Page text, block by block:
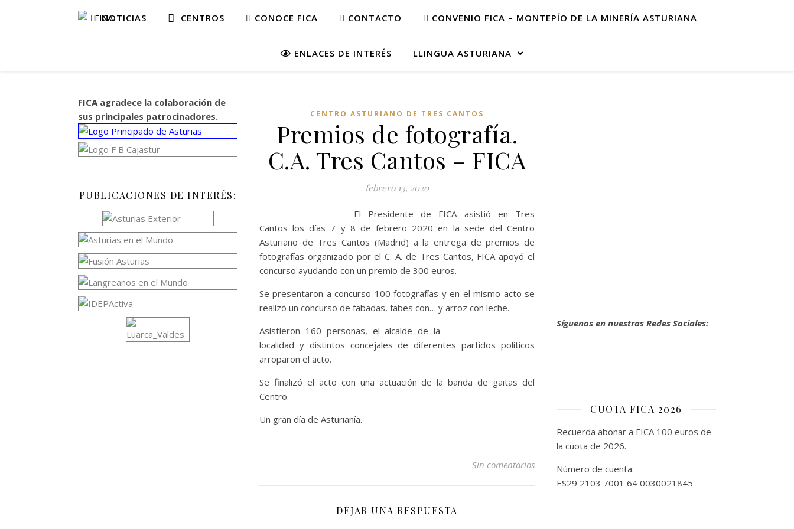
NOTICIAS CENTROS CONOCE FICA CONTACTO CONVENIO FICA – MONTEPÍO DE LA MINERÍA ASTURIANA
ENLACES DE INTERÉS LLINGUA ASTURIANA
FICA agradece la colaboración de
sus principales patrocinadores.
PUBLICACIONES DE INTERÉS:
CENTRO ASTURIANO DE TRES CANTOS
Premios de fotografía.
C.A. Tres Cantos – FICA
febrero 13, 2020
El Presidente de FICA asistió en Tres
Cantos los días 7 y 8 de febrero 2020 en la sede del Centro
Asturiano de Tres Cantos (Madrid) a la entrega de premios de
fotografías organizado por el C. A. de Tres Cantos, FICA apoyó el
concurso ayudando con un premio de 300 euros.
Se presentaron a concurso 100 fotografías y en el mismo acto se
realizó un concurso de fabadas, fabes con… y arroz con leche.
Asistieron 160 personas, el alcalde de la
localidad y distintos concejales de diferentes partidos políticos
arroparon el acto.
Se finalizó el acto con una actuación de la banda de gaitas del
Centro.
Un gran día de Asturianía.
Sin comentarios
DEJAR UNA RESPUESTA
Síguenos en nuestras Redes Sociales:
CUOTA FICA 2026
Recuerda abonar a FICA 100 euros de
la cuota de 2026.
Número de cuenta:
ES29 2103 7001 64 0030021845